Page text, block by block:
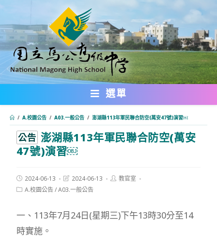
轉
主
要
內
選單
/ A.校園公告 / A03.一般公告 / 澎湖縣113年軍民聯合防空(萬安47號)演習￼
公告 澎湖縣113年軍民聯合防空(萬安
47號)演習￼
Post
published:
2024-06-13
Post
modified:
2024-06-13
Post教官室
PostA.校園公告/A03.一般公告
一、113年7月24日(星期三)下午13時30分至14
時實施。